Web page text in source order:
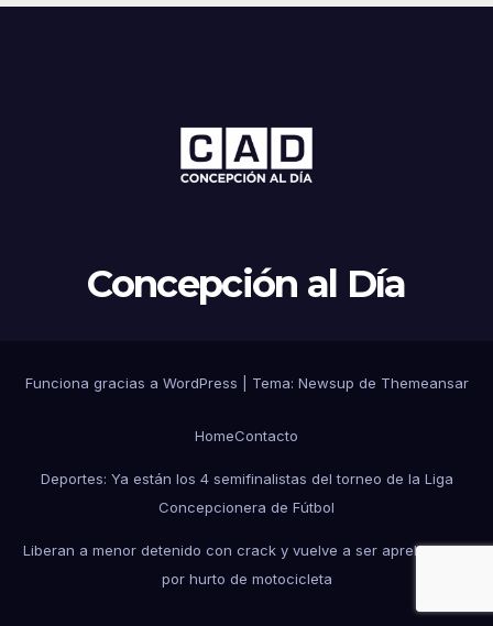
Concepción al Día
Funciona gracias a WordPress Tema: Newsup de Themeansar
HomeContacto
Deportes: Ya están los 4 semifinalistas del torneo de la Liga
Concepcionera de Fútbol
Liberan a menor detenido con crack y vuelve a ser aprehendido
por hurto de motocicleta